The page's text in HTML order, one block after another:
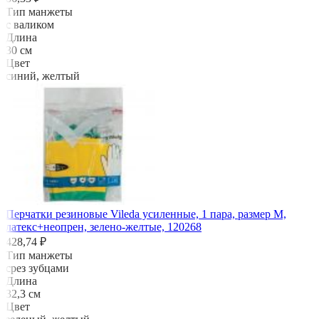
Тип манжеты
с валиком
Длина
30 см
Цвет
синий, желтый
Перчатки резиновые Vileda усиленные, 1 пара, размер M,
латекс+неопрен, зелено-желтые, 120268
428,74 ₽
Тип манжеты
срез зубцами
Длина
32,3 см
Цвет